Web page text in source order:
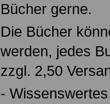
Bücher gerne.
Die Bücher
werden, jedes
zzgl. 2,50
-